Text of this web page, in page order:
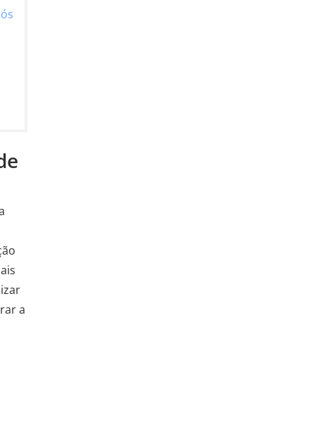
a